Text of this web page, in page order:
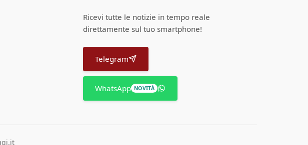
Ricevi tutte le notizie in tempo reale
direttamente sul tuo smartphone!
Telegram
WhatsApp NOVITÀ